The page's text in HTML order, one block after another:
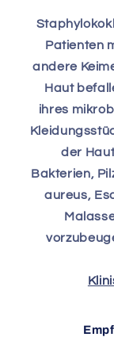
Patienten
andere
Haut
ihres
der
Bakterien,
aureus,